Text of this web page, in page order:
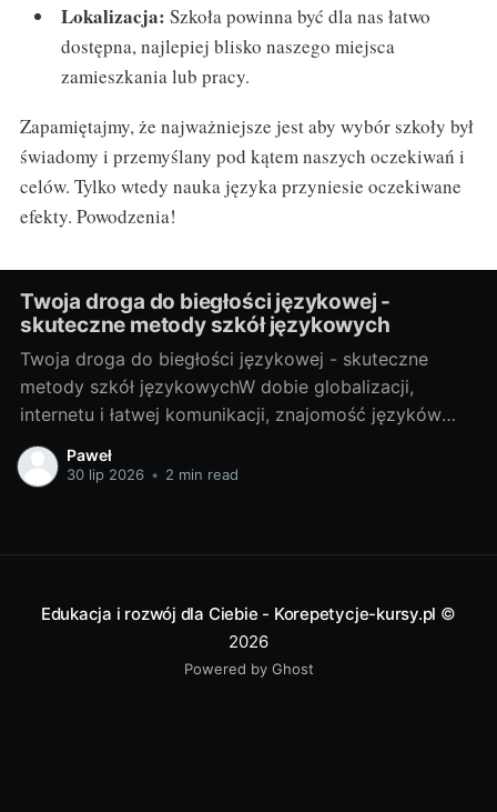
Lokalizacja: Szkoła powinna być dla nas łatwo
dostępna, najlepiej blisko naszego miejsca
zamieszkania lub pracy.
Zapamiętajmy, że najważniejsze jest aby wybór szkoły był
świadomy i przemyślany pod kątem naszych oczekiwań i
celów. Tylko wtedy nauka języka przyniesie oczekiwane
efekty. Powodzenia!
Twoja droga do biegłości językowej -
skuteczne metody szkół językowych
Twoja droga do biegłości językowej - skuteczne
metody szkół językowychW dobie globalizacji,
internetu i łatwej komunikacji, znajomość języków
obcych stała się prawie koniecznością. Bez względu
na to, czy potrzebujesz go do pracy, do podróży, czy
dlatego
Paweł
30 lip 2026 • 2 min read
Edukacja i rozwój dla Ciebie - Korepetycje-kursy.pl ©
2026
Powered by Ghost